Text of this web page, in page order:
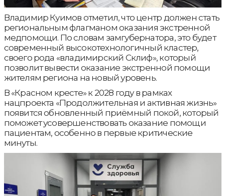
Владимир Куимов отметил, что центр должен стать
региональным флагманом оказания экстренной
медпомощи. По словам замгубернатора, это будет
современный высокотехнологичный кластер,
своего рода «владимирский Склиф», который
позволит вывести оказание экстренной помощи
жителям региона на новый уровень.
В «Красном кресте» к 2028 году в рамках
нацпроекта «Продолжительная и активная жизнь»
появится обновленный приёмный покой, который
поможет усовершенствовать оказание помощи
пациентам, особенно в первые критические
минуты.